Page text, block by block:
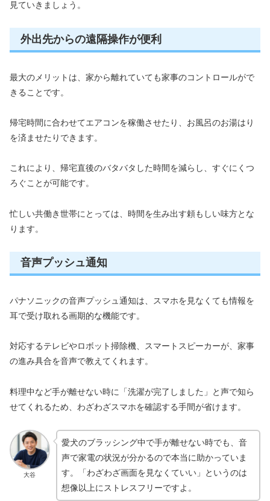
見ていきましょう。
外出先からの遠隔操作が便利
最大のメリットは、家から離れていても家事のコントロールがで
きることです。
帰宅時間に合わせてエアコンを稼働させたり、お風呂のお湯はり
を済ませたりできます。
これにより、帰宅直後のバタバタした時間を減らし、すぐにくつ
ろぐことが可能です。
忙しい共働き世帯にとっては、時間を生み出す頼もしい味方とな
ります。
音声プッシュ通知
パナソニックの音声プッシュ通知は、スマホを見なくても情報を
耳で受け取れる画期的な機能です。
対応するテレビやロボット掃除機、スマートスピーカーが、家事
の進み具合を音声で教えてくれます。
料理中など手が離せない時に「洗濯が完了しました」と声で知ら
せてくれるため、わざわざスマホを確認する手間が省けます。
大谷
愛犬のブラッシング中で手が離せない時でも、音
声で家電の状況が分かるので本当に助かっていま
す。「わざわざ画面を見なくていい」というのは
想像以上にストレスフリーですよ。